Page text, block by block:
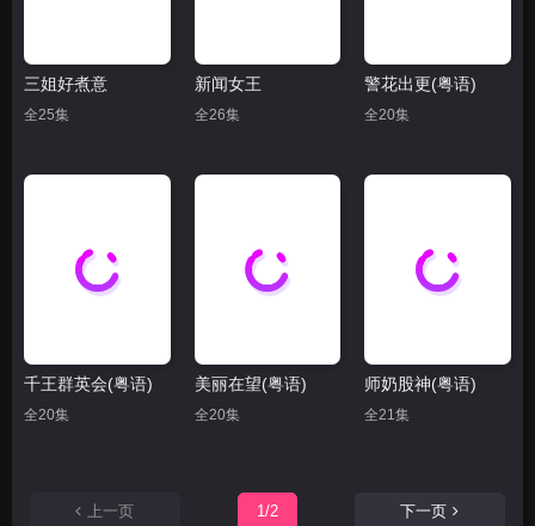
三姐好煮意
全25集
新闻女王
全26集
警花出更(粤语)
全20集
千王群英会(粤语)
全20集
美丽在望(粤语)
全20集
师奶股神(粤语)
全21集
上一页 1/2 下一页